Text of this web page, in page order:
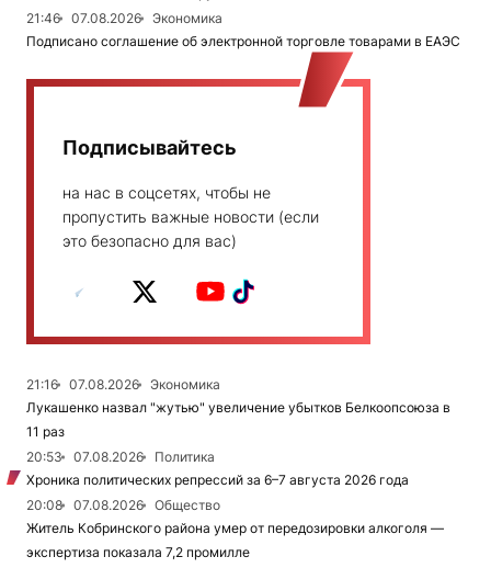
21:46
07.08.2026
Экономика
Подписано соглашение об электронной торговле товарами в ЕАЭС
Подписывайтесь
на нас в соцсетях, чтобы не
пропустить важные новости (если
это безопасно для вас)
21:16 07.08.2026
Экономика
Лукашенко назвал "жутью" увеличение убытков Белкоопсоюза в
11 раз
20:53
07.08.2026
Политика
Хроника политических репрессий за 6–7 августа 2026 года
20:08
07.08.2026
Общество
Житель Кобринского района умер от передозировки алкоголя —
экспертиза показала 7,2 промилле